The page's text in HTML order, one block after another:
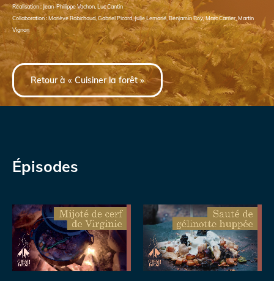
Réalisation : Jean-Philippe Vachon, Luc Cantin
Collaboration : Mariève Robichaud, Gabriel Picard, Julie Lemarié, Benjamin Roy, Marc Carrier, Martin
Vignon
Retour à « Cuisiner la forêt »
Épisodes